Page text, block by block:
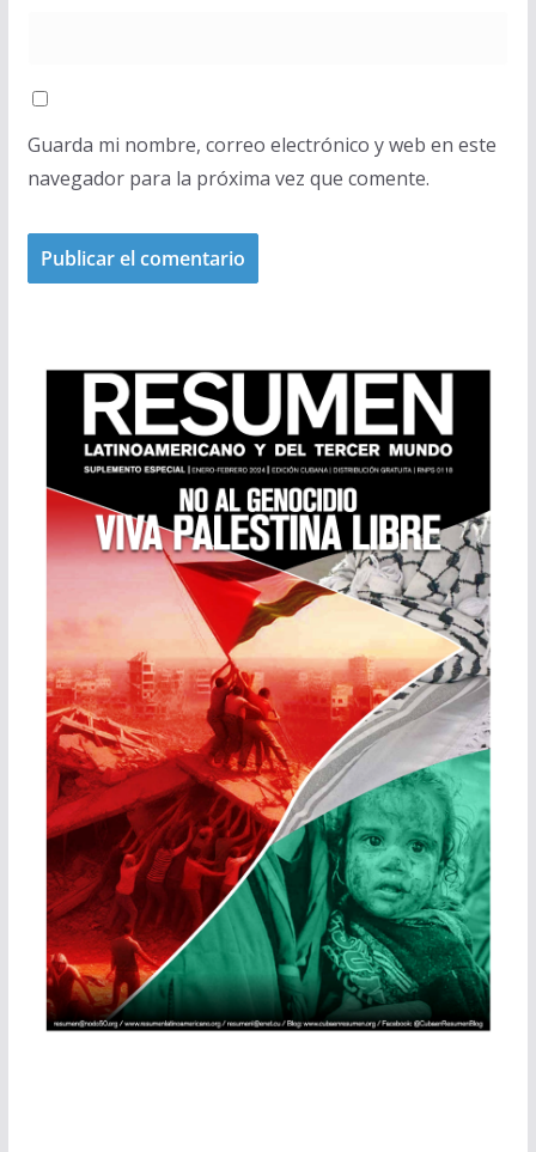
Guarda mi nombre, correo electrónico y web en este
navegador para la próxima vez que comente.